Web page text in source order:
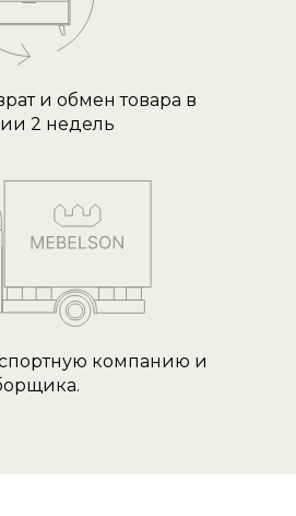
и обмен товара в
2 недель
компанию и